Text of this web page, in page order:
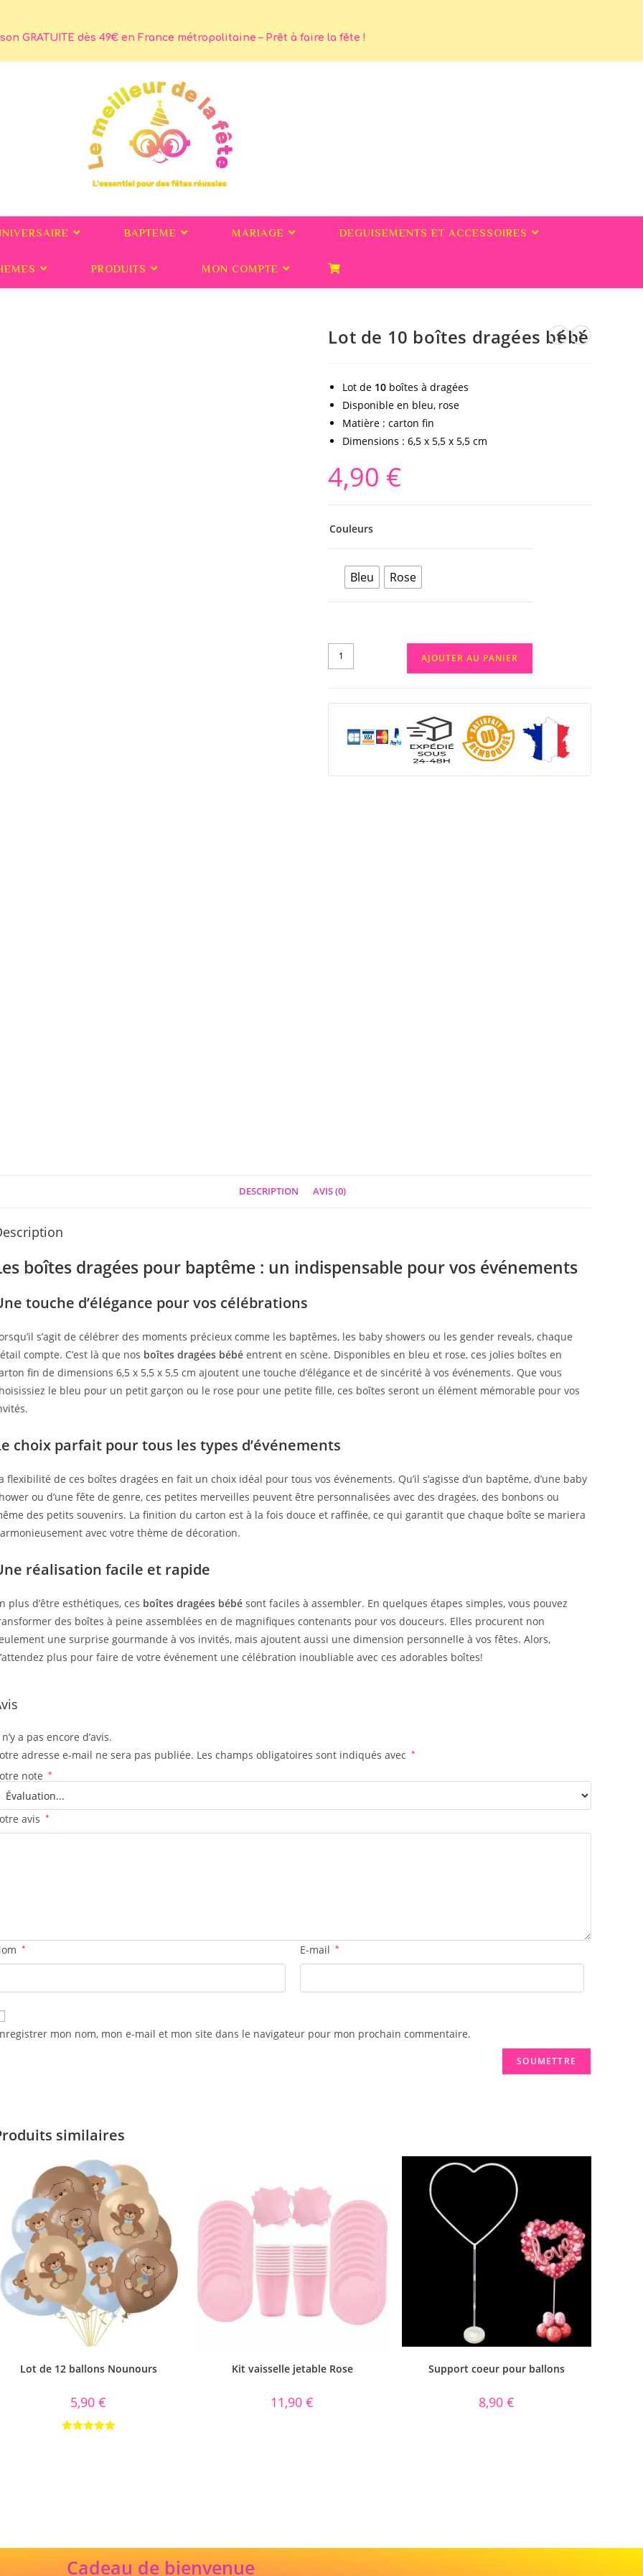
GRATUITE dès 49€ en France métropolitaine – Prêt à faire la fête !
BAPTEME MARIAGE DEGUISEMENTS ET ACCESSOIRES
PRODUITS MON COMPTE
Lot de 10 boîtes dragées bébé
Lot de 10 boîtes à dragées
Disponible en bleu, rose
Matière : carton fin
Dimensions : 6,5 x 5,5 x 5,5 cm
4,90 €
Couleurs
Bleu Rose
AJOUTER AU PANIER
DESCRIPTION AVIS (0)
boîtes dragées pour baptême : un indispensable pour vos événements
touche d’élégance pour vos célébrations
s’agit de célébrer des moments précieux comme les baptêmes, les baby showers ou les gender reveals, chaque
compte. C’est là que nos boîtes dragées bébé entrent en scène. Disponibles en bleu et rose, ces jolies boîtes en
fin de dimensions 6,5 x 5,5 x 5,5 cm ajoutent une touche d’élégance et de sincérité à vos événements. Que vous
le bleu pour un petit garçon ou le rose pour une petite fille, ces boîtes seront un élément mémorable pour vos
choix parfait pour tous les types d’événements
flexibilité de ces boîtes dragées en fait un choix idéal pour tous vos événements. Qu’il s’agisse d’un baptême, d’une baby
ou d’une fête de genre, ces petites merveilles peuvent être personnalisées avec des dragées, des bonbons ou
des petits souvenirs. La finition du carton est à la fois douce et raffinée, ce qui garantit que chaque boîte se mariera
avec votre thème de décoration.
réalisation facile et rapide
plus d’être esthétiques, ces boîtes dragées bébé sont faciles à assembler. En quelques étapes simples, vous pouvez
des boîtes à peine assemblées en de magnifiques contenants pour vos douceurs. Elles procurent non
une surprise gourmande à vos invités, mais ajoutent aussi une dimension personnelle à vos fêtes. Alors,
plus pour faire de votre événement une célébration inoubliable avec ces adorables boîtes!
a pas encore d’avis.
adresse e-mail ne sera pas publiée. Les champs obligatoires sont indiqués avec *
note *
avis *
* E-mail *
mon nom, mon e-mail et mon site dans le navigateur pour mon prochain commentaire.
similaires
Lot de 12 ballons Nounours
5,90€
Kit vaisselle jetable Rose
11,90€
Support coeur pour ballons
8,90 €
Cadeau de bienvenue